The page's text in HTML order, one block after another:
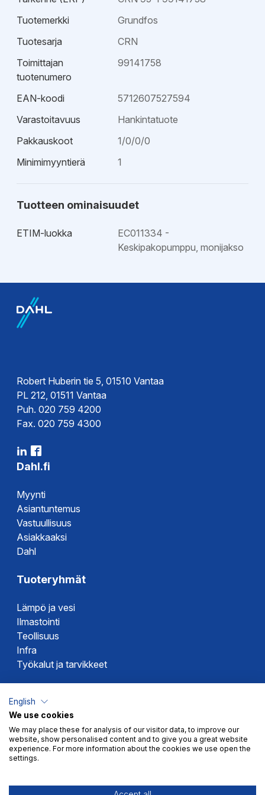
huoltaa - Tilaa säästävä - Sopii hiukan syövyttäville
nesteille - Hyvä korroosionkesto - Pienet sisäiset
Tuotemerkki
Grundfos
Tuotesarja
CRN
Toimittajan
tuotenumero
99141758
EAN-koodi
5712607527594
Varastoitavuus
Hankintatuote
Pakkauskoot
1/0/0/0
Minimimyyntierä
1
Tuotteen ominaisuudet
ETIM-luokka
EC011334 -
Keskipakopumppu, monijakso
Kytkentäkaavio
Esite
Hyväksynnät
Vaatimustenmukaisuusvakuutus
DoC
Robert Huberin tie 5, 01510 Vantaa
PL 212, 01511 Vantaa
Puh. 020 759 4200
Fax. 020 759 4300
Dahl.fi
Myynti
Asiantuntemus
Vastuullisuus
Asiakkaaksi
Dahl
Tuoteryhmät
Lämpö ja vesi
Ilmastointi
Teollisuus
Infra
Työkalut ja tarvikkeet
Altech
Alterna
Novipro
Votec
English
We use cookies
We may place these for analysis of our visitor data, to improve our
website, show personalised content and to give you a great website
experience. For more information about the cookies we use open the
settings.